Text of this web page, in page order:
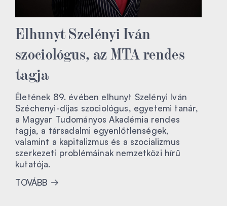
Elhunyt Szelényi Iván
szociológus, az MTA rendes
tagja
Életének 89. évében elhunyt Szelényi Iván
Széchenyi-díjas szociológus, egyetemi tanár,
a Magyar Tudományos Akadémia rendes
tagja, a társadalmi egyenlőtlenségek,
valamint a kapitalizmus és a szocializmus
szerkezeti problémáinak nemzetközi hírű
kutatója.
TOVÁBB